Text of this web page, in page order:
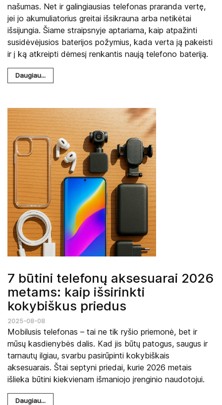
našumas. Net ir galingiausias telefonas praranda vertę,
jei jo akumuliatorius greitai išsikrauna arba netikėtai
išsijungia. Šiame straipsnyje aptariama, kaip atpažinti
susidėvėjusios baterijos požymius, kada verta ją pakeisti
ir į ką atkreipti dėmesį renkantis naują telefono bateriją.
Daugiau...
7 būtini telefonų aksesuarai 2026
metams: kaip išsirinkti
kokybiškus priedus
2025-08-08
Mobilusis telefonas – tai ne tik ryšio priemonė, bet ir
mūsų kasdienybės dalis. Kad jis būtų patogus, saugus ir
tarnautų ilgiau, svarbu pasirūpinti kokybiškais
aksesuarais. Štai septyni priedai, kurie 2026 metais
išlieka būtini kiekvienam išmaniojo įrenginio naudotojui.
Daugiau...